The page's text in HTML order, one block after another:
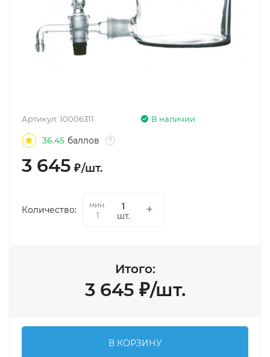
В наличии
Артикул: 10006311
36.45 баллов ?
3 645 ₽/шт.
Количество:
мин.
1
шт.
Итого:
3 645 ₽/шт.
В КОРЗИНУ